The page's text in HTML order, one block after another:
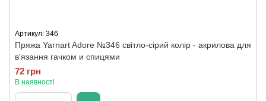
Артикул: 346
Пряжа Yarnart Adore №346 світло-сірий колір - акрилова для
в'язання гачком и спицями
72 грн
В наявності